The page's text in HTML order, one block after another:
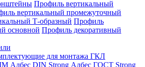
Профиль вертикальный
вертикальный промежуточный
Т-образный Профиль
основной Профиль декоративный
для монтажа ГКЛ
Албес DIN Strong Албес ГОСТ Strong